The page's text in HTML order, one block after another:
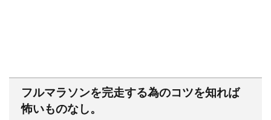
フルマラソンを完走する為のコツを知れば
怖いものなし。